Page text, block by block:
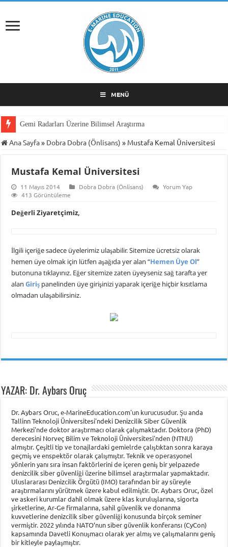
MENÜ
Gemi Radarları Üzerine Bilimsel Araştırma
Ana Sayfa» Dobra Dobra (Önlisans) » Mustafa Kemal Üniversitesi
Mustafa Kemal Üniversitesi
11 Mayıs 2014 Dobra Dobra (Önlisans)
Yorum Yap
413 Görüntüleme
Değerli Ziyaretçimiz,
İlgili içeriğe sadece üyelerimiz ulaşabilir. Sitemize ücretsiz olarak
hemen üye olmak için lütfen aşağıda yer alan “Hemen Üye Ol”
butonuna tıklayınız. Eğer sitemize zaten üyeyseniz sağ tarafta yer
alanGiriş panelinden üye girişinizi yaparak içeriğe hiçbir kısıtlama
olmadan ulaşabilirsiniz.
YAZAR: Dr. Aybars Oruç
Dr. Aybars Oruc, e-MarineEducation.com'un kurucusudur. Şu anda
Tallinn Teknoloji Üniversitesi'ndeki Denizcilik Siber Güvenlik
Merkezi'nde doktor araştırmacı olarak çalışmaktadır. Doktora (PhD)
derecesini Norveç Bilim ve Teknoloji Üniversitesi'nden (NTNU)
almıştır. Çeşitli tip ve tonajlardaki gemielrde çalıştıktan sonra karaya
geçmiş ve enspektör olarak çalışmıştır. Teknik ve operasyonel
yönlerin yanı sıra insan faktörlerini de içeren geniş bir yelpazede
denizcilik siber güvenliği üzerine bilimsel araştırmalar yapmaktadır.
Uluslararası Denizcilik Örgütü (IMO) tarafından bir ay süreyle
araştırmalarını yürütmek üzere kabul edilmiştir. Dr. Aybars Oruc, özel
ve askeri kurumlar dahil olmak üzere klas kuruluşlarına, sigorta
şirketlerine, Ar-Ge firmalarına, sahil güvenlik ve donanma
kuvvetlerine denizcilik siber güvenliği konusunda birçok seminer
vermiştir. 2022 yılında NATO’nun siber güvenlik konferansı (CyCon)
kapsamında Davetli Konuşmacı olarak yer almış ve çalışmalarını geniş
bir kitleyle paylaşmıştır.